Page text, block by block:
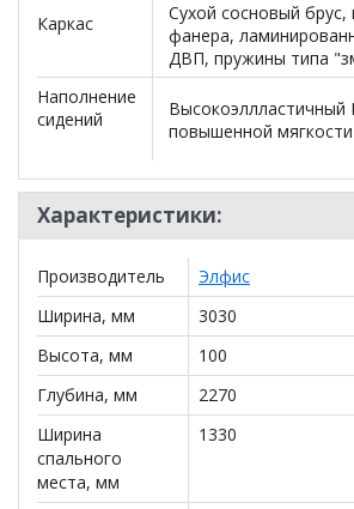
Каркас
Сухой сосновый
фанера,
ДВП, пружины типа
Наполнение
сидений
Высокоэллластичный
повышенной мягкости
Наполнение
подушек
Cинтетическое
Холлофайбер
*Дополнительную информацию о том,
Диван угловой Алексуточняйте у
по телефону
+79292022735
**Цены на официальном сайте
действительны только для интернет-
могут отличаться от цен в
салонах сети!
Характеристики:
Производитель
Элфис
Ширина, мм
3030
Высота, мм
100
Глубина, мм
2270
Ширина
спального
места, мм
1330